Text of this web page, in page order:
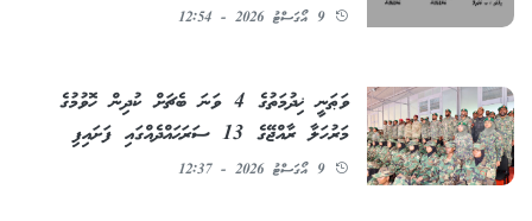
9 އޯގަސްޓު 2026 - 12:54
ވަޠަނީ ޚިދުމަތުގެ 4 ވަނަ ބެޗަށް ކުދިން ހޮވުމުގެ
މަރުހަލާ ރާއްޖޭގެ 13 ސަރަޙައްދެއްގައި ފަށައިފި
9 އޯގަސްޓު 2026 - 12:37